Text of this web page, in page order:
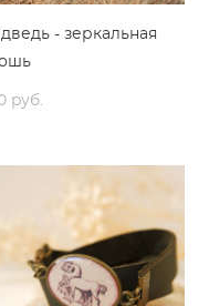
- зеркальная
pуб.